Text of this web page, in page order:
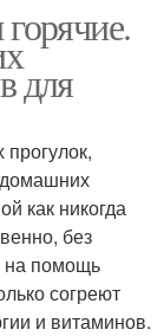
для
домашних
как никогда
без
на помощь
согреют
и витаминов.